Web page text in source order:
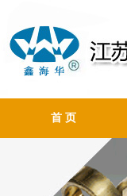
首 页